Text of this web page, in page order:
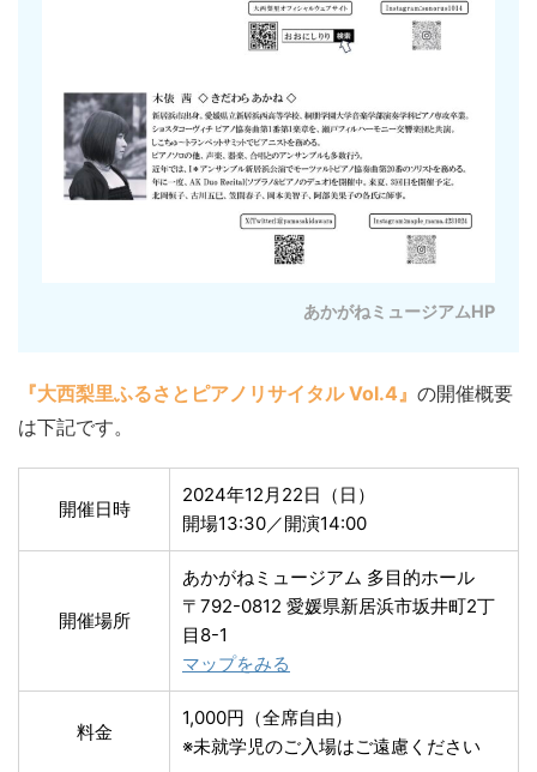
あかがねミュージアムHP
『大西梨里ふるさとピアノリサイタル Vol.4』 の開催概要
は下記です。
開催日時
2024年12月22日（日）
開場13:30／開演14:00
開催場所
あかがねミュージアム 多目的ホール
〒792-0812 愛媛県新居浜市坂井町2丁
目8-1
マップをみる
料金
1,000円（全席自由）
※未就学児のご入場はご遠慮ください